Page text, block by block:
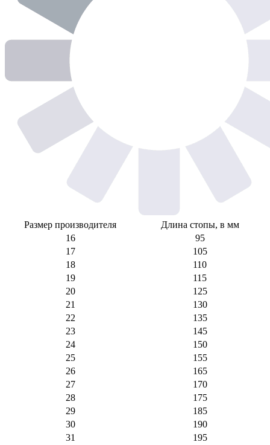
Размер производителя
Длина стопы, в мм
16
95
17
105
18
110
19
115
20
125
21
130
22
135
23
145
24
150
25
155
26
165
27
170
28
175
29
185
30
190
31
195